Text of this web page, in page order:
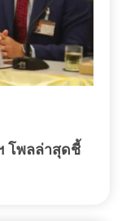
โพลล่าสุดชี้